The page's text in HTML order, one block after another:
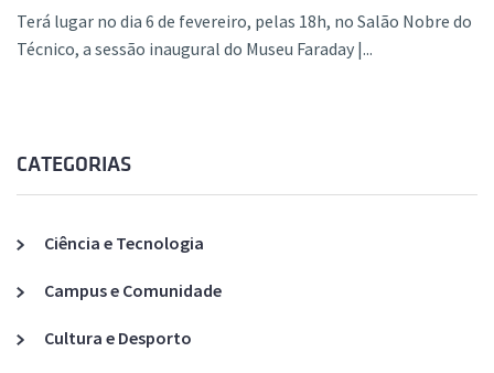
Terá lugar no dia 6 de fevereiro, pelas 18h, no Salão Nobre do
Técnico, a sessão inaugural do Museu Faraday |...
CATEGORIAS
Ciência e Tecnologia
Campus e Comunidade
Cultura e Desporto